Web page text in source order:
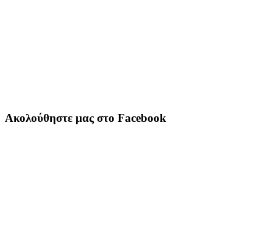
Ακολούθηστε μας στο Facebook